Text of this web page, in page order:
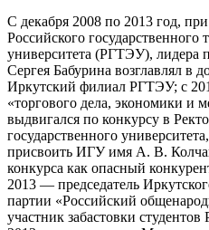
С декабря 2008 по 2013 год,
Российского государственного
университета (РГТЭУ), лидера
Сергея Бабурина возглавлял в
Иркутский филиал РГТЭУ; с
«торгового дела, экономики и
выдвигался по конкурсу в
государственного
присвоить ИГУ имя А. В.
конкурса как опасный
2013 — председатель
партии «Российский
участник забастовки